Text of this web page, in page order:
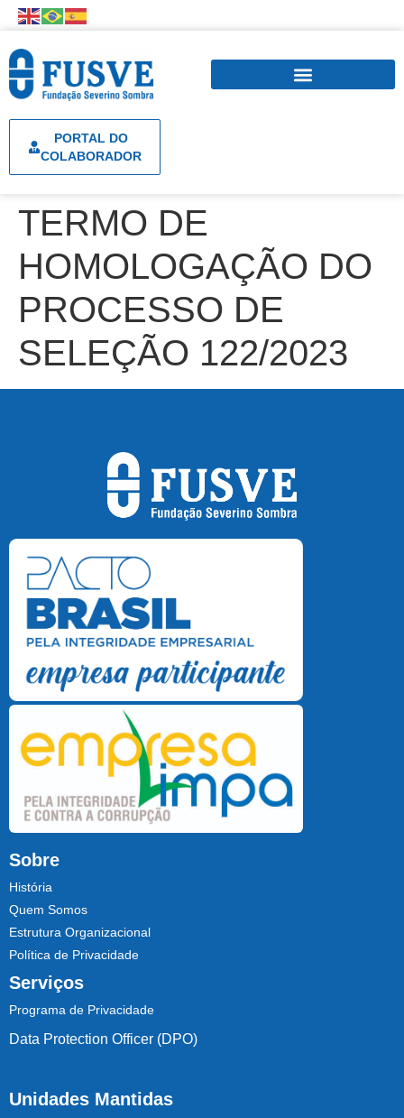
PORTAL DO
COLABORADOR
TERMO DE
HOMOLOGAÇÃO DO
PROCESSO DE
SELEÇÃO 122/2023
Sobre
História
Quem Somos
Estrutura Organizacional
Política de Privacidade
Serviços
Programa de Privacidade
Data Protection Officer (DPO)
Unidades Mantidas